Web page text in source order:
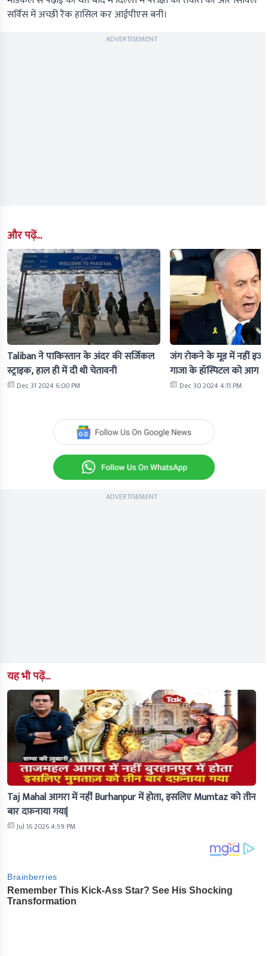
सर्विस में अच्छी रैंक हासिल कर आईपीएस बनीं।
ADVERTISEMENT
और पढ़ें...
Taliban ने पाकिस्तान के अंदर की सर्जिकल
स्ट्राइक, हाल ही में दी थी चेतावनी
Dec 31 2024 6:00 PM
जंग रोकने के मूड में नहीं
गाजा के हॉस्पिटल को आग
Dec 30 2024 4:11 PM
ADVERTISEMENT
यह भी पढ़ें...
Taj Mahal आगरा में नहीं Burhanpur में होता, इसलिए Mumtaz को तीन
बार दफ़नाया गया|
Jul 16 2026 4:59 PM